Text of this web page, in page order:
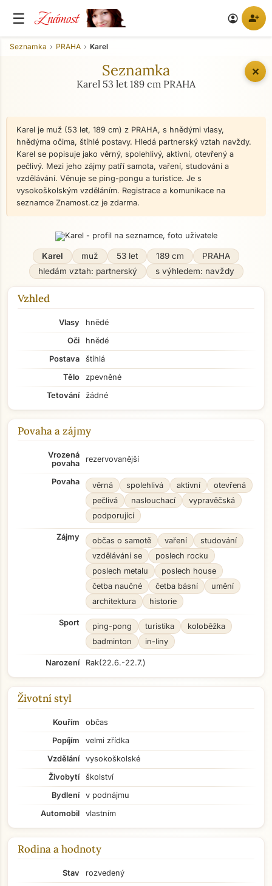
☰ Známost account_circle person_add
✕
Seznamka PRAHA Karel
Seznamka
Karel 53 let 189 cm PRAHA
Karel je muž (53 let, 189 cm) z PRAHA, s hnědými vlasy,
hnědýma očima, štíhlé postavy. Hledá partnerský vztah navždy.
Karel se popisuje jako věrný, spolehlivý, aktivní, otevřený a
pečlivý. Mezi jeho zájmy patří samota, vaření, studování a
vzdělávání. Věnuje se ping-pongu a turistice. Je s
vysokoškolským vzděláním. Registrace a komunikace na
seznamce Znamost.cz je zdarma.
Karel muž 53 let 189 cm
PRAHA
hledám vztah: partnerský
s výhledem: navždy
Vzhled
Vlasy
hnědé
Oči
hnědé
Postava
štíhlá
Tělo
zpevněné
Tetování
žádné
Povaha a zájmy
Vrozená
povaha
rezervovanější
Povaha věrná spolehlivá aktivní
otevřená
pečlivá
naslouchací
vypravěčská
podporující
Zájmy občas o samotě vaření
studování
vzdělávání se
poslech rocku
poslech metalu
poslech house
četba naučné
četba básní
umění
architektura
historie
Sport ping-pong turistika
koloběžka
badminton
in-liny
Narození Rak(22.6.-22.7.)
Životní styl
Kouřím
občas
Popíjím
velmi zřídka
Vzdělání
vysokoškolské
Živobytí
školství
Bydlení
v podnájmu
Automobil
vlastním
Rodina a hodnoty
Stav
rozvedený